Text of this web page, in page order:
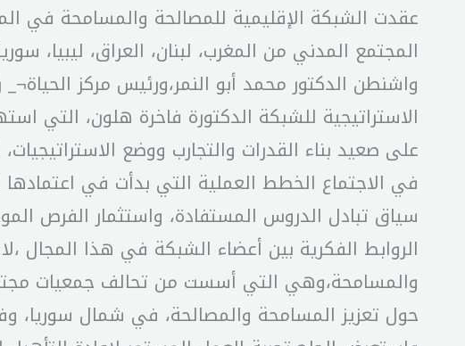
عقدت الشبكة الإقليمية للمصالحة والمسامحة في
المجتمع المدني من المغرب، لبنان، العراق،
واشنطن الدكتور محمد أبو النمر،ورئيس مركز
الاستراتيجية للشبكة الدكتورة فاخرة هلون، التي
على صعيد بناء القدرات والتجارب ووضع
في الاجتماع الخطط العملية التي بدأت في
سياق تبادل الدروس المستفادة، واستثمار الفرص
الروابط الفكرية بين أعضاء الشبكة في هذا
والمسامحة،وهي التي أسست من تحالف جمعيات
حول تعزيز المسامحة والمصالحة، في شمال